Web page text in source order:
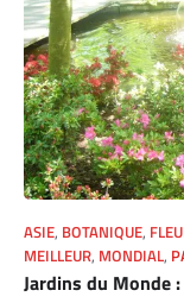
ASIE, BOTANIQUE,
MEILLEUR, MONDIAL,
Jardins du Monde